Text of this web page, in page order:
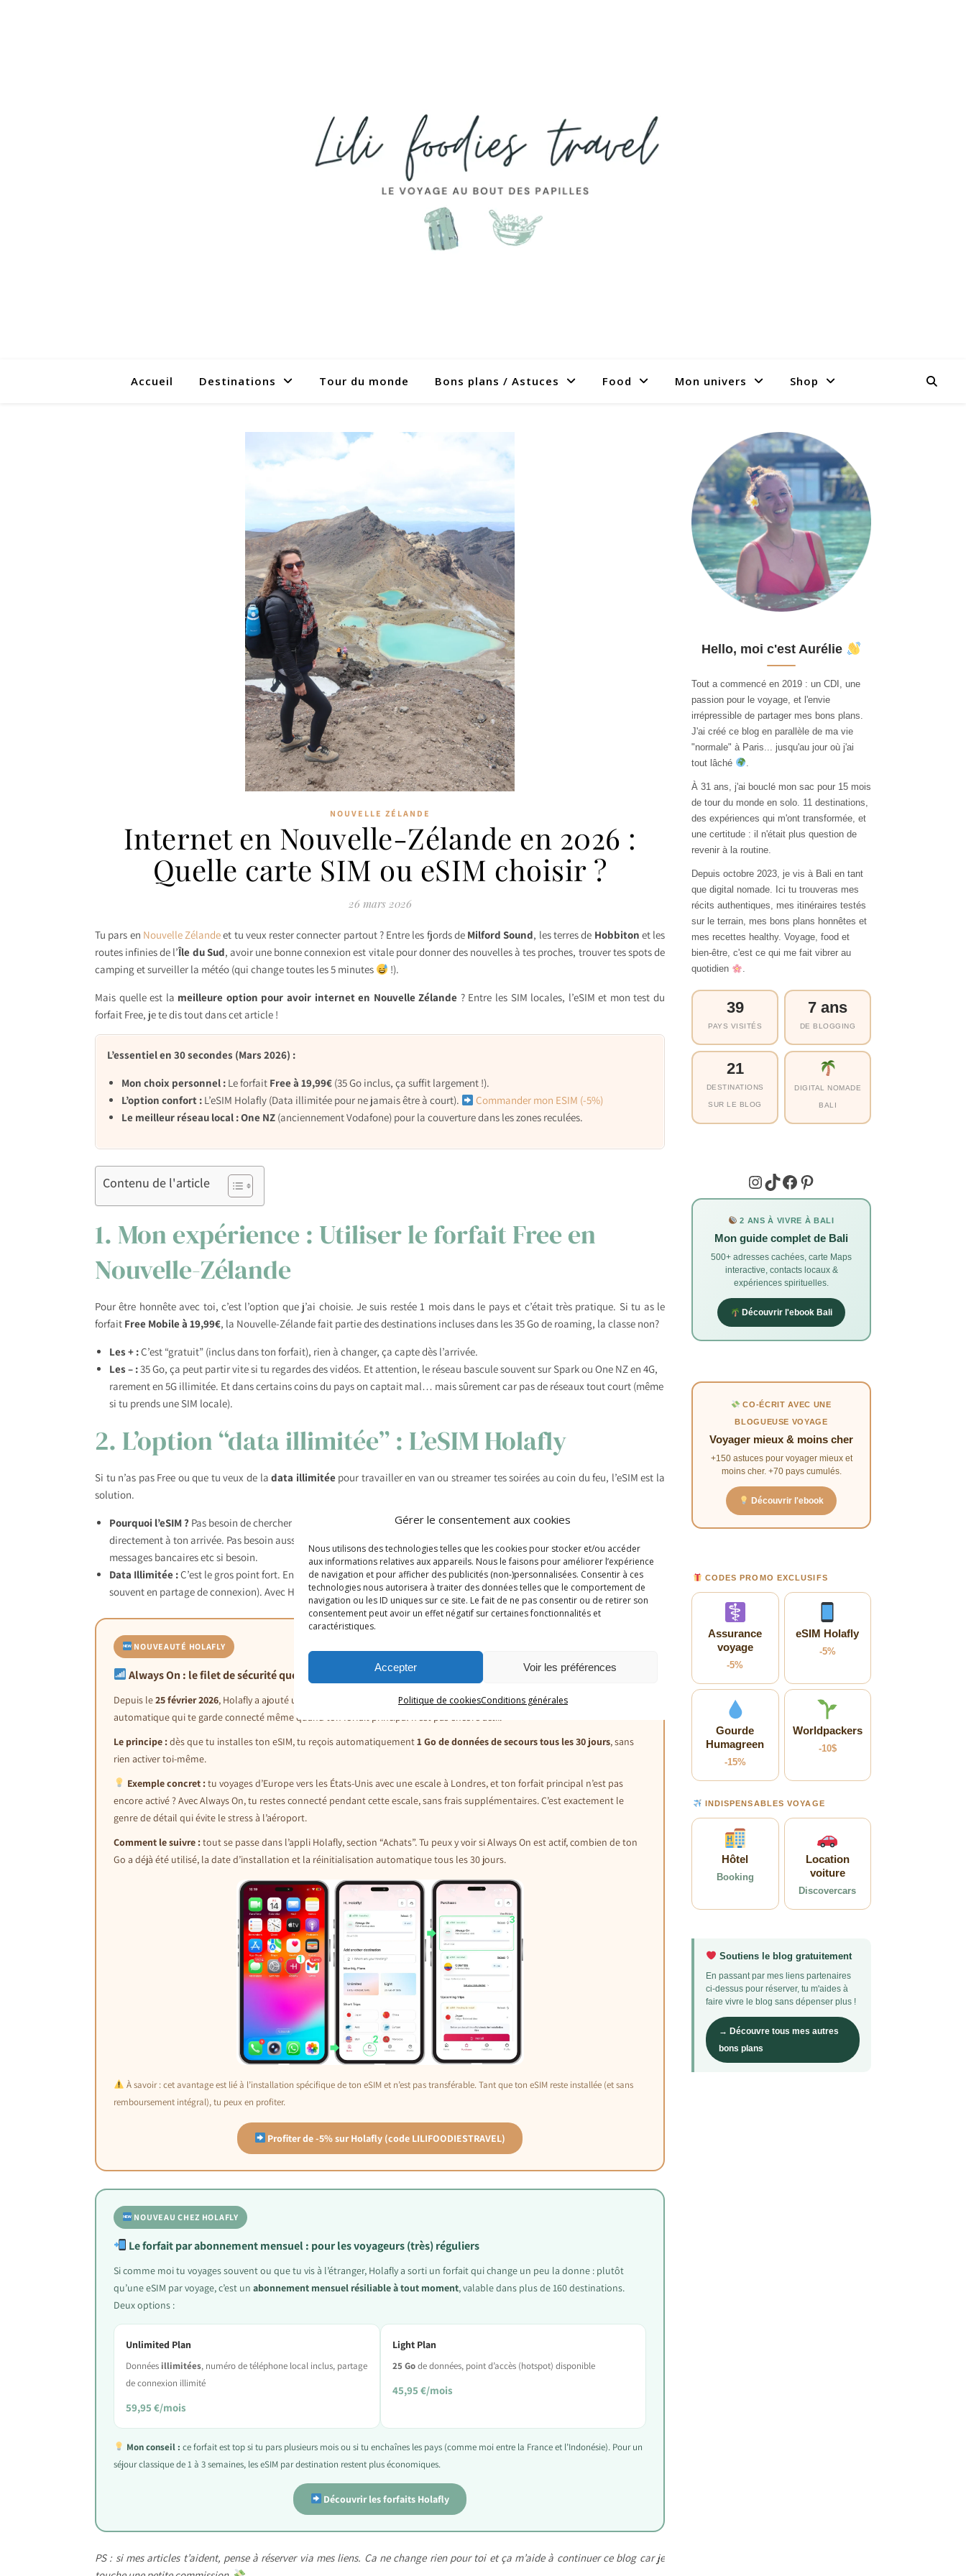
Gérer le consentement aux cookies
Nous utilisons des technologies telles que les cookies pour stocker et/ou accéder
aux informations relatives aux appareils. Nous le faisons pour améliorer l’expérience
de navigation et pour afficher des publicités (non-)personnalisées. Consentir à ces
technologies nous autorisera à traiter des données telles que le comportement de
navigation ou les ID uniques sur ce site. Le fait de ne pas consentir ou de retirer son
consentement peut avoir un effet négatif sur certaines fonctionnalités et
caractéristiques.
Accepter Voir les préférences
Politique de cookiesConditions générales
Accueil Destinations Tour du monde Bons plans / Astuces Food Mon univers Shop
NOUVELLE ZÉLANDE
Internet en Nouvelle-Zélande en 2026 :
Quelle carte SIM ou eSIM choisir ?
26 mars 2026
Tu pars en Nouvelle Zélandeet tu veux rester connecter partout ? Entre les fjords de Milford Sound, les terres de Hobbiton et les
routes infinies de l’Île du Sud, avoir une bonne connexion est vitale pour donner des nouvelles à tes proches, trouver tes spots de
camping et surveiller la météo (qui change toutes les 5 minutes
!).
Mais quelle est la meilleure option pour avoir internet en Nouvelle Zélande ? Entre les SIM locales, l’eSIM et mon test du
forfait Free, je te dis tout dans cet article !
L’essentiel en 30 secondes (Mars 2026) :
Mon choix personnel : Le forfait Free à 19,99€ (35 Go inclus, ça suffit largement !).
L’option confort : L’eSIM Holafly (Data illimitée pour ne jamais être à court).
Commander mon ESIM (-5%)
Le meilleur réseau local :One NZ (anciennement Vodafone) pour la couverture dans les zones reculées.
Contenu de l'article
1. Mon expérience : Utiliser le forfait Free en
Nouvelle-Zélande
Pour être honnête avec toi, c’est l’option que j’ai choisie. Je suis restée 1 mois dans le pays et c’était très pratique. Si tu as le
forfait Free Mobile à 19,99€, la Nouvelle-Zélande fait partie des destinations incluses dans les 35 Go de roaming, la classe non?
Les + :C’est “gratuit” (inclus dans ton forfait), rien à changer, ça capte dès l’arrivée.
Les – :35 Go, ça peut partir vite si tu regardes des vidéos. Et attention, le réseau bascule souvent sur Spark ou One NZ en 4G,
rarement en 5G illimitée. Et dans certains coins du pays on captait mal… mais sûrement car pas de réseaux tout court (même
si tu prends une SIM locale).
2. L’option “data illimitée” : L’eSIM Holafly
Si tu n’as pas Free ou que tu veux de ladata illimitée pour travailler en van ou streamer tes soirées au coin du feu, l’eSIM est la
solution.
Pourquoi l’eSIM ? Pas besoin de chercher une boutique à l’aéroport d’Auckland. Tu scannes ton QR code et c’est actif
directement à ton arrivée. Pas besoin aussi d’enlever ta SIM classique de ton téléphone, tu peux toujours recevoir tes
messages bancaires etc si besoin.
Data Illimitée :C’est le gros point fort. En NZ, le Wi-Fi des campings est souvent payant et très lent (j’ai du fonctionner
souvent en partage de connexion). Avec Holafly, tu es autonome.
NOUVEAUTÉ HOLAFLY
Always On : le filet de sécurité que j’adore chez Holafly
Depuis le25 février 2026, Holafly a ajouté un truc que je trouve vraiment malin :Always On. En gros, c’est un plan de secours
automatique qui te garde connecté même quand ton forfait principal n’est pas encore actif.
Le principe : dès que tu installes ton eSIM, tu reçois automatiquement1 Go de données de secours tous les 30 jours, sans
rien activer toi-même.
Exemple concret : tu voyages d’Europe vers les États-Unis avec une escale à Londres, et ton forfait principal n’est pas
encore activé ? Avec Always On, tu restes connecté pendant cette escale, sans frais supplémentaires. C’est exactement le
genre de détail qui évite le stress à l’aéroport.
Comment le suivre : tout se passe dans l’appli Holafly, section “Achats”. Tu peux y voir si Always On est actif, combien de ton
Go a déjà été utilisé, la date d’installation et la réinitialisation automatique tous les 30 jours.
À savoir : cet avantage est lié à l’installation spécifique de ton eSIM et n’est pas transférable. Tant que ton eSIM reste installée (et sans
remboursement intégral), tu peux en profiter.
Profiter de -5% sur Holafly (code LILIFOODIESTRAVEL)
NOUVEAU CHEZ HOLAFLY
Le forfait par abonnement mensuel : pour les voyageurs (très) réguliers
Si comme moi tu voyages souvent ou que tu vis à l’étranger, Holafly a sorti un forfait qui change un peu la donne : plutôt
qu’une eSIM par voyage, c’est un abonnement mensuel résiliable à tout moment, valable dans plus de 160 destinations.
Deux options :
Unlimited Plan
Donnéesillimitées, numéro de téléphone local inclus, partage
de connexion illimité
59,95 €/mois
Light Plan
25 Gode données, point d’accès (hotspot) disponible
45,95 €/mois
Mon conseil : ce forfait est top si tu pars plusieurs mois ou si tu enchaînes les pays (comme moi entre la France et l’Indonésie). Pour un
séjour classique de 1 à 3 semaines, les eSIM par destination restent plus économiques.
Découvrir les forfaits Holafly
PS : si mes articles t’aident, pense à réserver via mes liens. Ça ne change rien pour toi et ça m’aide à continuer ce blog car je
Hello, moi c'est Aurélie
Tout a commencé en 2019 : un CDI, une
passion pour le voyage, et l'envie
irrépressible de partager mes bons plans.
J'ai créé ce blog en parallèle de ma vie
"normale" à Paris... jusqu'au jour où j'ai
tout lâché
À 31 ans, j'ai bouclé mon sac pour 15 mois
de tour du monde en solo. 11 destinations,
des expériences qui m'ont transformée, et
une certitude : il n'était plus question de
revenir à la routine.
Depuis octobre 2023, je vis à Bali en tant
que digital nomade. Ici tu trouveras mes
récits authentiques, mes itinéraires testés
sur le terrain, mes bons plans honnêtes et
mes recettes healthy. Voyage, food et
bien-être, c'est ce qui me fait vibrer au
quotidien
.
39
PAYS VISITÉS
7 ans
DE BLOGGING
21
DESTINATIONS
SUR LE BLOG
DIGITAL NOMADE
BALI
Instagram
TikTok
Facebook
Pinterest
2 ANS À VIVRE À BALI
Mon guide complet de Bali
500+ adresses cachées, carte Maps
interactive, contacts locaux &
expériences spirituelles.
Découvrir l'ebook Bali
CO-ÉCRIT AVEC UNE
BLOGUEUSE VOYAGE
Voyager mieux & moins cher
+150 astuces pour voyager mieux et
moins cher. +70 pays cumulés.
Découvrir l'ebook
CODES PROMO EXCLUSIFS
Assurance
voyage
-5%
eSIM Holafly
-5%
Gourde
Humagreen
-15%
Worldpackers
-10$
INDISPENSABLES VOYAGE
Hôtel
Booking
Location
voiture
Discovercars
Soutiens le blog gratuitement
En passant par mes liens partenaires
ci-dessus pour réserver, tu m'aides à
faire vivre le blog sans dépenser plus !
→ Découvre tous mes autres
bons plans